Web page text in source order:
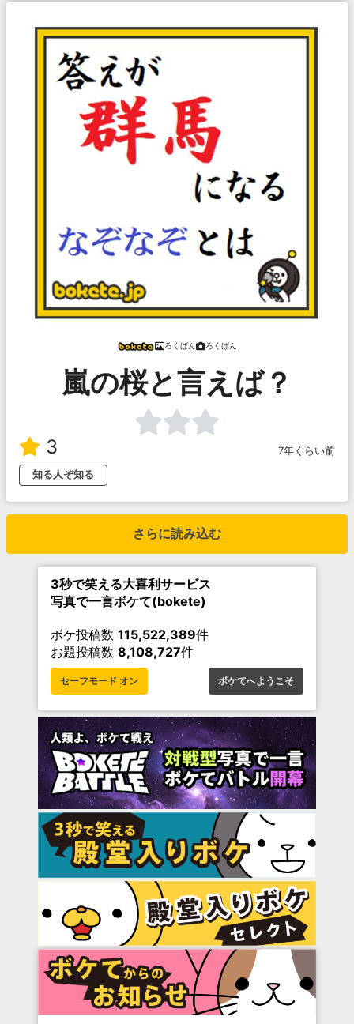
ろくばん ろくばん
嵐の桜と言えば？
3
7年くらい前
知る人ぞ知る
さらに読み込む
3秒で笑える大喜利サービス
写真で一言ボケて(bokete)
ボケ投稿数 115,522,389件
お題投稿数 8,108,727件
セーフモード オン ボケてへようこそ